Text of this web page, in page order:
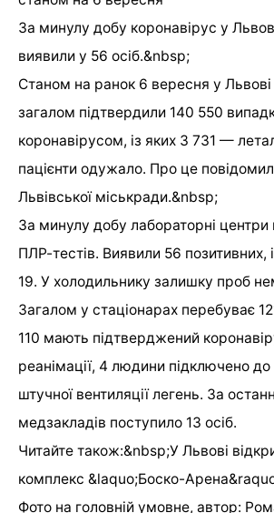
За минулу добу коронавірус у
виявили у 56 осіб.&nbsp;
Станом на ранок 6 вересня у Львові
загалом підтвердили 140 550
коронавірусом, із яких 3 731 —
пацієнти одужало. Про це
Львівської міськради.&nbsp;
За минулу добу лабораторні центри
ПЛР-тестів. Виявили 56 позитивних,
19. У холодильнику залишку проб
Загалом у стаціонарах перебуває
110 мають підтверджений
реанімації, 4 людини підключено до
штучної вентиляції легень. За
медзакладів поступило 13 осіб.
Читайте також:&nbsp;У Львові
комплекс &laquo;Боско-
Фото на головній умовне, автор: